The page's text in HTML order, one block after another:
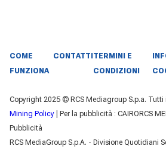
COME
FUNZIONA
CONTATTI TERMINI E
CONDIZIONI
Copyright 2025 © RCS Mediagroup S.p.a. Tutti
Mining Policy | Per la pubblicità : CAIRORCS
Pubblicità
RCS MediaGroup S.p.A. - Divisione Quotidiani